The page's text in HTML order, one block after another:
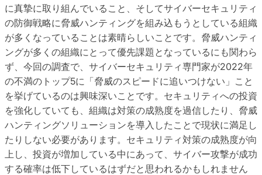
に真摯に取り組んでいること、そしてサイバーセキュリティ
の防御戦略に脅威ハンティングを組み込もうとしている組織
が多くなっていることは素晴らしいことです。脅威ハンティ
ングが多くの組織にとって優先課題となっているにも関わら
ず、今回の調査で、サイバーセキュリティ専門家が2022年
の不満のトップ5に「脅威のスピードに追いつけない」こと
を挙げているのは興味深いことです。セキュリティへの投資
を強化していても、組織は対策の成熟度を過信したり、脅威
ハンティングソリューションを導入したことで現状に満足し
たりしない必要があります。セキュリティ対策の成熟度が向
上し、投資が増加している中にあって、サイバー攻撃が成功
する確率は低下しているはずだと思われるかもしれません